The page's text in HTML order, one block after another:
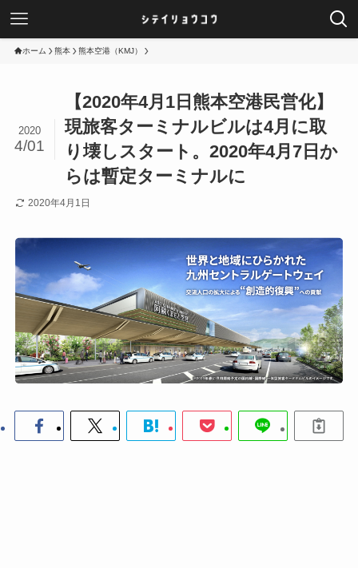
ホーム 熊本 熊本空港（KMJ）
【2020年4月1日熊本空港民営化】
現旅客ターミナルビルは4月に取
り壊しスタート。2020年4月7日か
らは暫定ターミナルに
2020
4/01
2020年4月1日